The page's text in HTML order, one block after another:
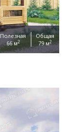
Полезная
66 м2
Общая
79 м2